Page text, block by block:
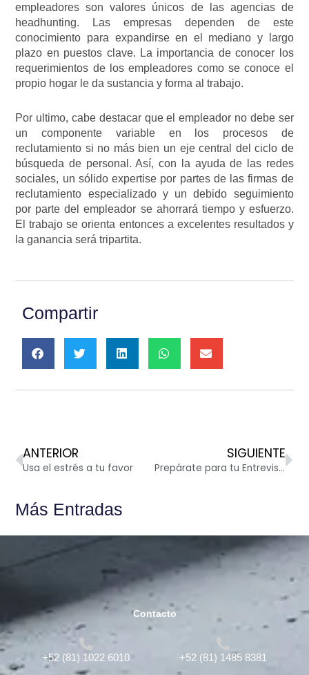
empleadores son valores únicos de las agencias de
headhunting. Las empresas dependen de este
conocimiento para expandirse en el mediano y largo
plazo en puestos clave. La importancia de conocer los
requerimientos de los empleadores como se conoce el
propio hogar le da sustancia y forma al trabajo.
Por ultimo, cabe destacar que el empleador no debe ser
un componente variable en los procesos de
reclutamiento si no más bien un eje central del ciclo de
búsqueda de personal. Así, con la ayuda de las redes
sociales, un sólido expertise por partes de las firmas de
reclutamiento especializado y un debido seguimiento
por parte del empleador se ahorrará tiempo y esfuerzo.
El trabajo se orienta entonces a excelentes resultados y
la ganancia será tripartita.
Compartir
Ant
ANTERIOR
Usa el estrés a tu favor
SIGUIENTE
Prepárate para tu Entrevista de Trabajo
Más Entradas
Contacto
+52 (81) 1022 6010 +52 (81) 1485 8381